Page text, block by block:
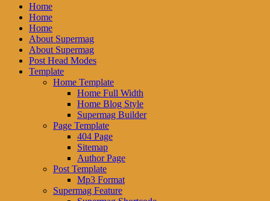
Home
Home
Home
About Supermag
About Supermag
Post Head Modes
Template
Home Template
Home Full Width
Home Blog Style
Supermag Builder
Page Template
404 Page
Sitemap
Author Page
Post Template
Mp3 Format
Supermag Feature